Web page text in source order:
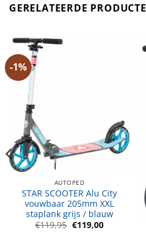
GERELATEERDE
-1%
AUTOPED
STAR SCOOTER Alu City
vouwbaar 205mm XXL
staplank grijs / blauw
€119,95 Oorspronkelijke
prijs
€119,00Huidige
prijs